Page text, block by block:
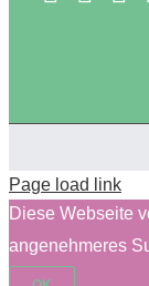
Page load link
Diese Webseite
angenehmeres